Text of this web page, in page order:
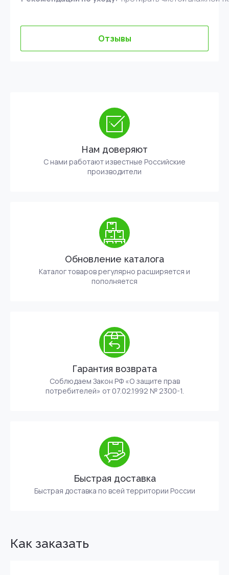
Отзывы
Нам доверяют
С нами работают известные Российские
производители
Обновление каталога
Каталог товаров регулярно расширяется и
пополняется
Гарантия возврата
Соблюдаем Закон РФ «О защите прав
потребителей» от 07.02.1992 № 2300-1.
Быстрая доставка
Быстрая доставка по всей территории России
Как заказать